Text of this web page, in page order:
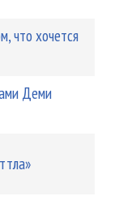
что хочется
Деми